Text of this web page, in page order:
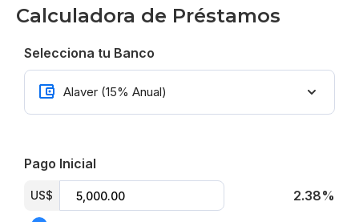
Proyecto airbnb friendly
Calculadora de Préstamos
Selecciona tu Banco
Pago Inicial
US$ 2.38%